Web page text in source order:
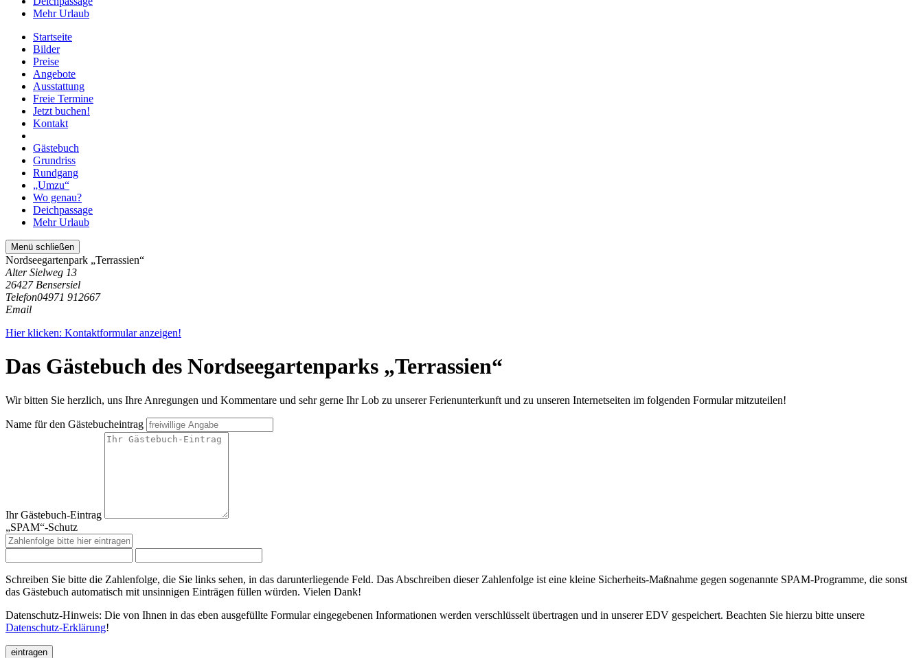
Mehr Urlaub
Startseite
Bilder
Preise
Angebote
Ausstattung
Freie Termine
Jetzt buchen!
Kontakt
Gästebuch
Grundriss
Rundgang
„Umzu“
Wo genau?
Deichpassage
Mehr Urlaub
Menü schließen
Nordseegartenpark „Terrassien“
Alter Sielweg 13
26427 Bensersiel
Telefon04971 912667
Email
Hier klicken: Kontaktformular anzeigen!
Das Gästebuch des Nordseegartenparks „Terrassien“
Wir bitten Sie herzlich, uns Ihre Anregungen und Kommentare und sehr gerne Ihr Lob zu unserer Ferienunterkunft und zu unseren Internetseiten im folgenden Formular mitzuteilen!
Name für den Gästebucheintrag
Ihr Gästebuch-Eintrag
„SPAM“-Schutz
Schreiben Sie bitte die Zahlenfolge, die Sie links sehen, in das darunterliegende Feld. Das Abschreiben dieser Zahlenfolge ist eine kleine Sicherheits-Maßnahme gegen sogenannte SPAM-Programme, die sonst
das Gästebuch automatisch mit unsinnigen Einträgen füllen würden. Vielen Dank!
Datenschutz-Hinweis: Die von Ihnen in das eben ausgefüllte Formular eingegebenen Informationen werden verschlüsselt übertragen und in unserer EDV gespeichert. Beachten Sie hierzu bitte unsere
Datenschutz-Erklärung!
eintragen